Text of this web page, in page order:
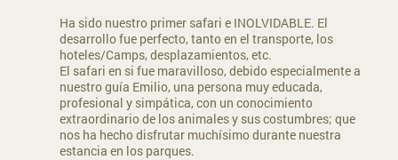
Ha sido nuestro primer safari e INOLVIDABLE. El
desarrollo fue perfecto, tanto en el transporte, los
hoteles/Camps, desplazamientos, etc.
El safari en si fue maravilloso, debido especialmente a
nuestro guía Emilio, una persona muy educada,
profesional y simpática, con un conocimiento
extraordinario de los animales y sus costumbres; que
nos ha hecho disfrutar muchísimo durante nuestra
estancia en los parques.